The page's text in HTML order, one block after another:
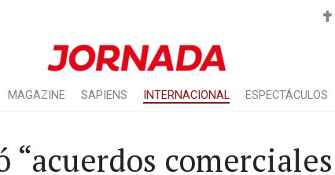
MAGAZINE SAPIENS INTERNACIONAL ESPECTÁCULOS